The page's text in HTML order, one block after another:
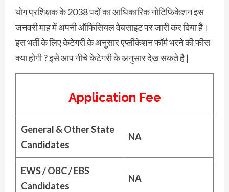
योग प्रशिक्षक के 2038 पदों का आधिकारिक नोटिफिकेशन इस
जनवरी माह में अपनी ऑफिसियल वेबसाइट पर जारी कर दिया है।
इस भर्ती के लिए केटेगरी के अनुसार एप्लीकेशन फॉर्म भरने की फीस
क्या होगी ? इसे आप नीचे केटेगरी के अनुसार देख सकते है |
Application Fee
General & Other State
Candidates
NA
EWS / OBC / EBS
Candidates
NA